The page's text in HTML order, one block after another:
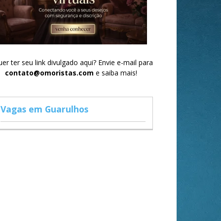
ter seu link divulgado aqui? Envie e-mail para
contato@omoristas.com e saiba mais!
Vagas em Guarulhos